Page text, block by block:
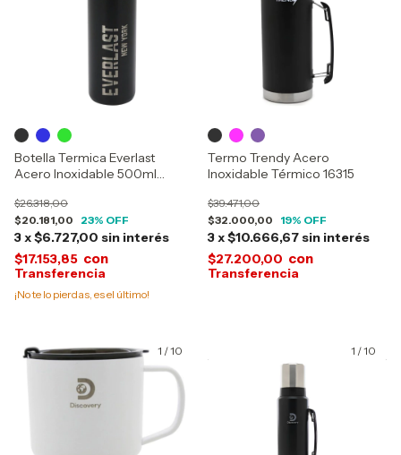
Botella Termica Everlast
Acero Inoxidable 500ml
$20.181,00
$26.318,00
23% OFF
3x$6.727,00 sin interés
$17.153,85 con
¡No te lo pierdas, es el último!
Termo Trendy Acero
Inoxidable Térmico 16315
$32.000,00
$39.471,00
19% OFF
3x$10.666,67 sin interés
$27.200,00 con
1 /10 1 /10